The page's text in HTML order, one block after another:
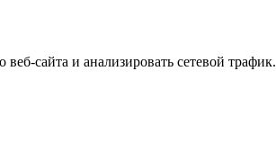
сайта и анализировать сетевой трафик.